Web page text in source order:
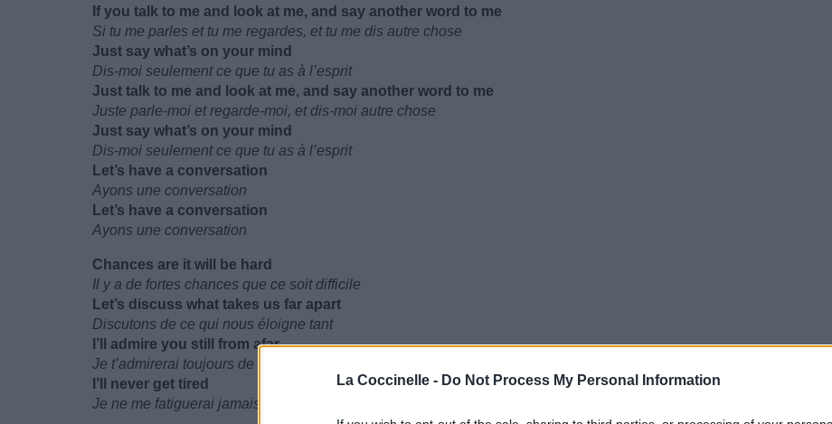
La Coccinelle - Do Not Process My Personal Information
If you talk to me and look at me, and say another word to me
Si tu me parles et tu me regardes, et tu me dis autre chose
Just say what’s on your mind
Dis-moi seulement ce que tu as à l’esprit
Just talk to me and look at me, and say another word to me
Juste parle-moi et regarde-moi, et dis-moi autre chose
Just say what’s on your mind
Dis-moi seulement ce que tu as à l’esprit
Let’s have a conversation
Ayons une conversation
Let’s have a conversation
Ayons une conversation
Chances are it will be hard
Il y a de fortes chances que ce soit difficile
Let’s discuss what takes us far apart
Discutons de ce qui nous éloigne tant
I’ll admire you still from afar
Je t’admirerai toujours de loin
I’ll never get tired
Je ne me fatiguerai jamais